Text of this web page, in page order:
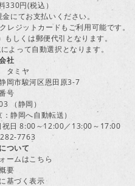
330円(税込）
にてお支払いください。
ジットカードもご利用可能です。
しくは郵便代引となります。
よって自動選択となります。
社
タミヤ
市駿河区恩田原3-7
号
（静岡）
静岡へ自動転送）
日 8:00～12:00／13:00～17:00
7763
ついて
ームはこちら
要
基づく表示